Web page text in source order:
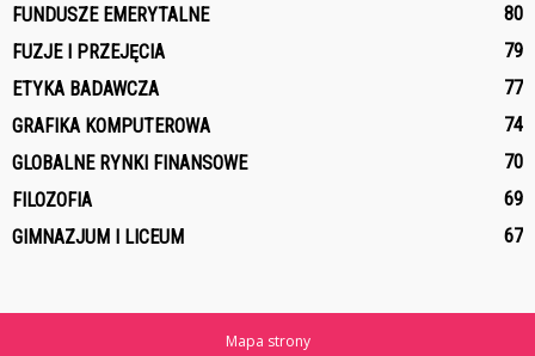
FUNDUSZE EMERYTALNE
80
FUZJE I PRZEJĘCIA
79
ETYKA BADAWCZA
77
GRAFIKA KOMPUTEROWA
74
GLOBALNE RYNKI FINANSOWE
70
FILOZOFIA
69
GIMNAZJUM I LICEUM
67
Mapa strony